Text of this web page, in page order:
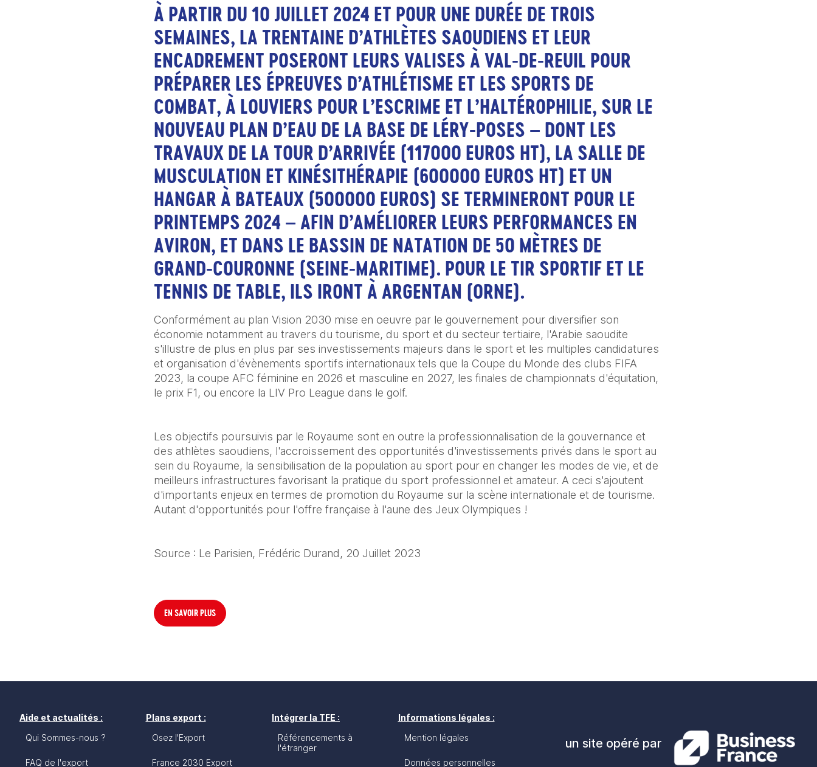
À PARTIR DU 10 JUILLET 2024 ET POUR UNE DURÉE DE TROIS
SEMAINES, LA TRENTAINE D’ATHLÈTES SAOUDIENS ET LEUR
ENCADREMENT POSERONT LEURS VALISES À VAL-DE-REUIL POUR
PRÉPARER LES ÉPREUVES D’ATHLÉTISME ET LES SPORTS DE
COMBAT, À LOUVIERS POUR L’ESCRIME ET L’HALTÉROPHILIE, SUR LE
NOUVEAU PLAN D’EAU DE LA BASE DE LÉRY-POSES – DONT LES
TRAVAUX DE LA TOUR D’ARRIVÉE (117000 EUROS HT), LA SALLE DE
MUSCULATION ET KINÉSITHÉRAPIE (600000 EUROS HT) ET UN
HANGAR À BATEAUX (500000 EUROS) SE TERMINERONT POUR LE
PRINTEMPS 2024 – AFIN D’AMÉLIORER LEURS PERFORMANCES EN
AVIRON, ET DANS LE BASSIN DE NATATION DE 50 MÈTRES DE
GRAND-COURONNE (SEINE-MARITIME). POUR LE TIR SPORTIF ET LE
TENNIS DE TABLE, ILS IRONT À ARGENTAN (ORNE).
Conformément au plan Vision 2030 mise en oeuvre par le gouvernement pour diversifier son
économie notamment au travers du tourisme, du sport et du secteur tertiaire, l'Arabie saoudite
s'illustre de plus en plus par ses investissements majeurs dans le sport et les multiples candidatures
et organisation d'évènements sportifs internationaux tels que la Coupe du Monde des clubs FIFA
2023, la coupe AFC féminine en 2026 et masculine en 2027, les finales de championnats d'équitation,
le prix F1, ou encore la LIV Pro League dans le golf.
Les objectifs poursuivis par le Royaume sont en outre la professionnalisation de la gouvernance et
des athlètes saoudiens, l'accroissement des opportunités d'investissements privés dans le sport au
sein du Royaume, la sensibilisation de la population au sport pour en changer les modes de vie, et de
meilleurs infrastructures favorisant la pratique du sport professionnel et amateur. A ceci s'ajoutent
d'importants enjeux en termes de promotion du Royaume sur la scène internationale et de tourisme.
Autant d'opportunités pour l'offre française à l'aune des Jeux Olympiques !
Source : Le Parisien, Frédéric Durand, 20 Juillet 2023
EN SAVOIR PLUS
Aide et actualités :
Qui Sommes-nous ?
FAQ de l'export
Plans export :
Osez l'Export
France 2030 Export
Intégrer la TFE :
Référencements à
l'étranger
Informations légales :
Mention légales
Données personnelles
un site opéré par